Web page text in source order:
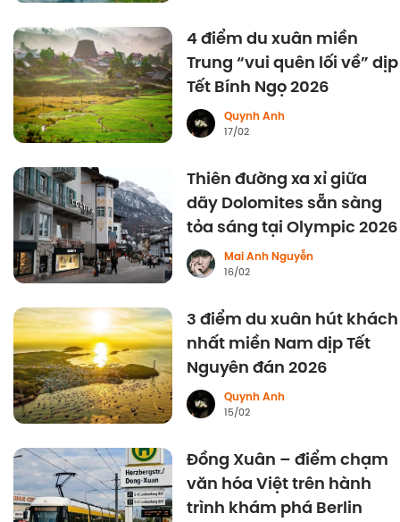
4 điểm du xuân miền
Trung “vui quên lối về” dịp
Tết Bính Ngọ 2026
Quynh Anh
17/02
Thiên đường xa xỉ giữa
dãy Dolomites sẵn sàng
tỏa sáng tại Olympic 2026
Mai Anh Nguyễn
16/02
3 điểm du xuân hút khách
nhất miền Nam dịp Tết
Nguyên đán 2026
Quynh Anh
15/02
Đồng Xuân – điểm chạm
văn hóa Việt trên hành
trình khám phá Berlin